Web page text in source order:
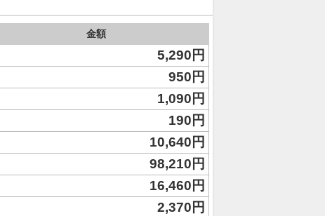
金額
5,290円
950円
1,090円
190円
10,640円
98,210円
16,460円
2,370円